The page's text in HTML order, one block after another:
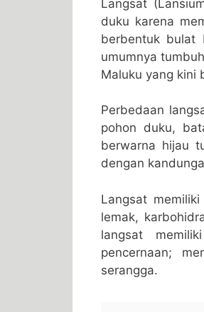
Langsat
duku karena
berbentuk bulat
umumnya
Maluku yang kini
Perbedaan
pohon duku,
berwarna hijau
dengan
Langsat
lemak,
langsat
pencernaan;
serangga.